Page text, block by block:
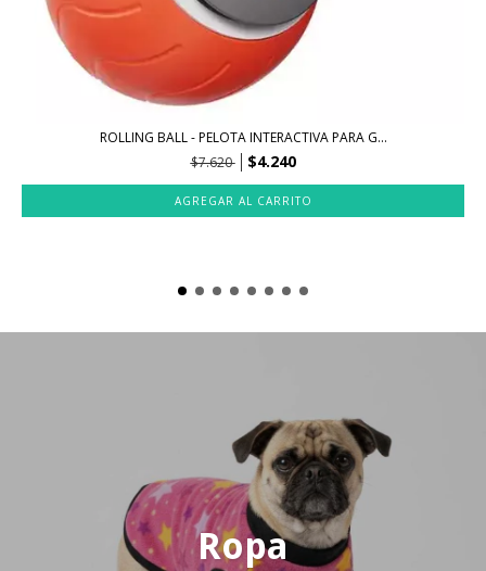
ROLLING BALL - PELOTA INTERACTIVA PARA G...
$7.620
$4.240
Ropa